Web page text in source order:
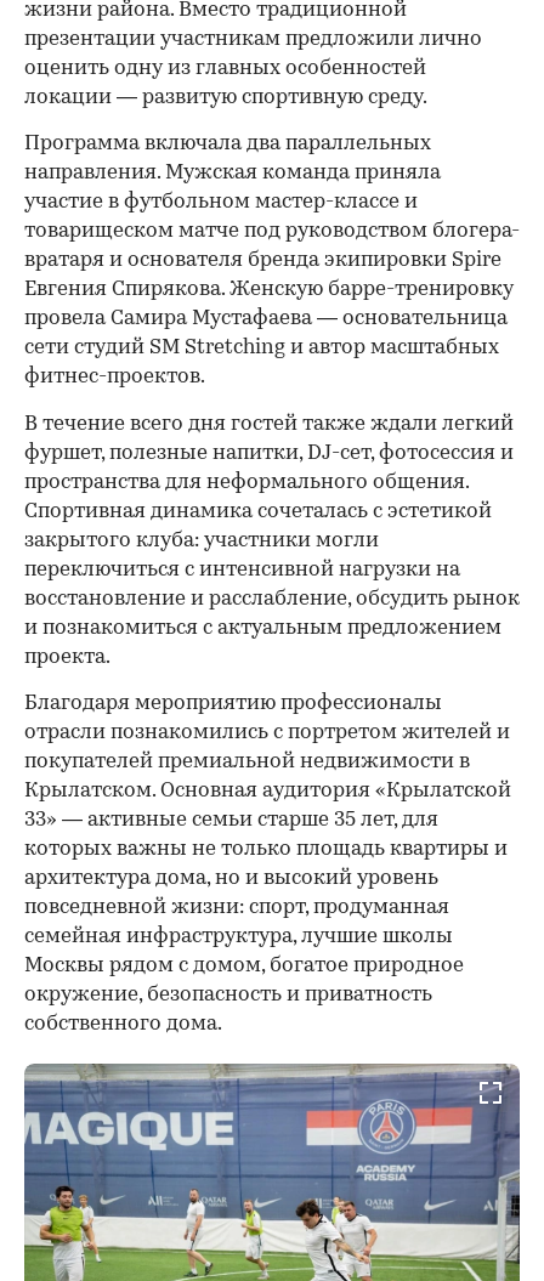
жизни района. Вместо традиционной
презентации участникам предложили лично
оценить одну из главных особенностей
локации — развитую спортивную среду.
Программа включала два параллельных
направления. Мужская команда приняла
участие в футбольном мастер-классе и
товарищеском матче под руководством блогера-
вратаря и основателя бренда экипировки Spire
Евгения Спирякова. Женскую барре-тренировку
провела Самира Мустафаева — основательница
сети студий SM Stretching и автор масштабных
фитнес-проектов.
В течение всего дня гостей также ждали легкий
фуршет, полезные напитки, DJ-сет, фотосессия и
пространства для неформального общения.
Спортивная динамика сочеталась с эстетикой
закрытого клуба: участники могли
переключиться с интенсивной нагрузки на
восстановление и расслабление, обсудить рынок
и познакомиться с актуальным предложением
проекта.
Благодаря мероприятию профессионалы
отрасли познакомились с портретом жителей и
покупателей премиальной недвижимости в
Крылатском. Основная аудитория «Крылатской
33» — активные семьи старше 35 лет, для
которых важны не только площадь квартиры и
архитектура дома, но и высокий уровень
повседневной жизни: спорт, продуманная
семейная инфраструктура, лучшие школы
Москвы рядом с домом, богатое природное
окружение, безопасность и приватность
собственного дома.